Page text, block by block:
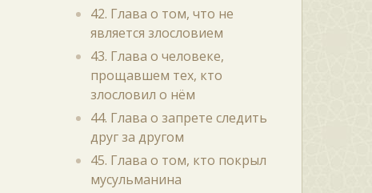
42. Глава о том, что не
является злословием
43. Глава о человеке,
прощавшем тех, кто
злословил о нём
44. Глава о запрете следить
друг за другом
45. Глава о том, кто покрыл
мусульманина